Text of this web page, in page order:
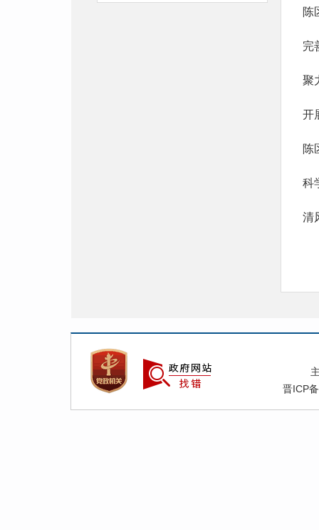
陈
完
聚
开
陈
科
清
晋ICP